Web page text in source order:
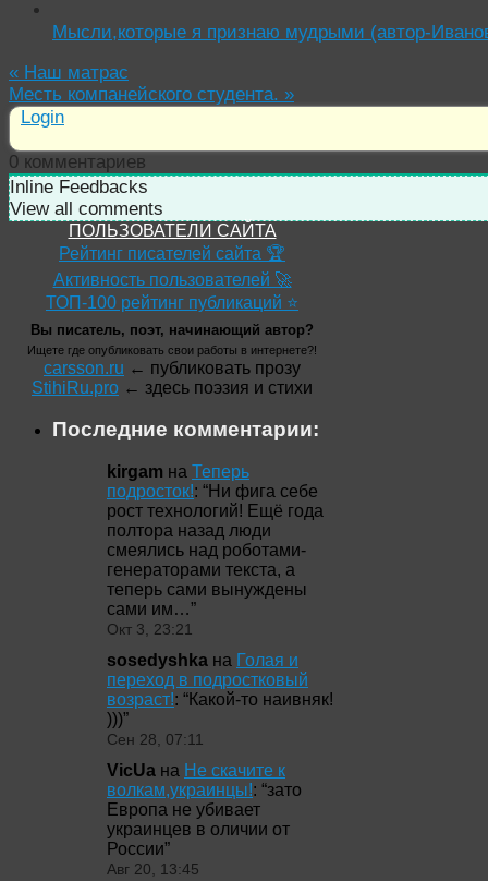
Мысли,которые я признаю мудрыми (автор-
« Наш матрас
Месть компанейского студента. »
Login
0 комментариев
Inline Feedbacks
View all comments
ПОЛЬЗОВАТЕЛИ САЙТА
Рейтинг писателей сайта 🏆
Активность пользователей 🚀
ТОП-100 рейтинг публикаций ⭐
Вы писатель, поэт, начинающий автор?
Ищете где опубликовать свои работы в интернете?!
carsson.ru ← публиковать прозу
StihiRu.pro ← здесь поэзия и стихи
Последние комментарии:
kirgam на Теперь
подросток!: “Ни фига себе
рост технологий! Ещё года
полтора назад люди
смеялись над роботами-
генераторами текста, а
теперь сами вынуждены
сами им…”
Окт 3, 23:21
sosedyshka на Голая и
переход в подростковый
возраст!: “Какой-то наивняк!
)))”
Сен 28, 07:11
VicUa на Не скачите к
волкам,украинцы!: “зато
Европа не убивает
украинцев в оличии от
России”
Авг 20, 13:45